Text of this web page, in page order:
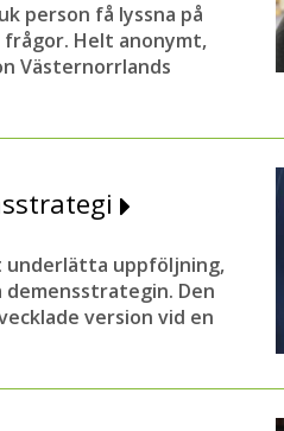
person få lyssna på
frågor. Helt anonymt,
Västernorrlands
underlätta uppföljning,
Den
version vid en